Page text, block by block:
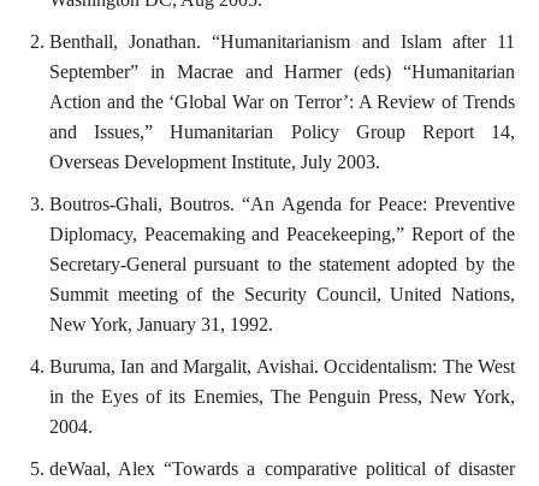
Benthall, Jonathan. “Humanitarianism and Islam after 11
September” in Macrae and Harmer (eds) “Humanitarian
Action and the ‘Global War on Terror’: A Review of Trends
and Issues,” Humanitarian Policy Group Report 14,
Overseas Development Institute, July 2003.
Boutros-Ghali, Boutros. “An Agenda for Peace: Preventive
Diplomacy, Peacemaking and Peacekeeping,” Report of the
Secretary-General pursuant to the statement adopted by the
Summit meeting of the Security Council, United Nations,
New York, January 31, 1992.
Buruma, Ian and Margalit, Avishai. Occidentalism: The West
in the Eyes of its Enemies, The Penguin Press, New York,
2004.
deWaal, Alex “Towards a comparative political of disaster